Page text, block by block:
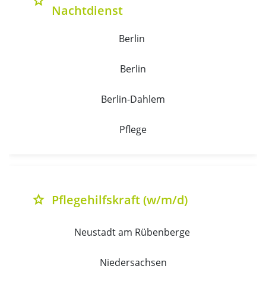
Nachtdienst
Berlin
Berlin
Berlin-Dahlem
Pflege
grade Pflegehilfskraft (w/m/d)
Neustadt am Rübenberge
Niedersachsen